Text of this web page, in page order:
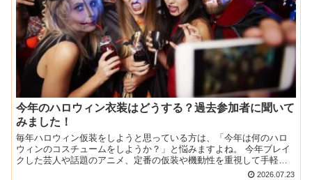
今年のハロウィン衣装はどうする？過去参加者に聞いて
みました！
毎年ハロウィン仮装をしようと思っている方は、「今年は何のハロ
ウィンのコスチュームをしようか？」と悩みますよね。 今年ブレイ
クした芸人や話題のアニメ、定番の仮装や機動性を重視して手軽に
済ませるか！ 今ではネット販売やドンキホーテなどでもけっこ...
2026.07.23